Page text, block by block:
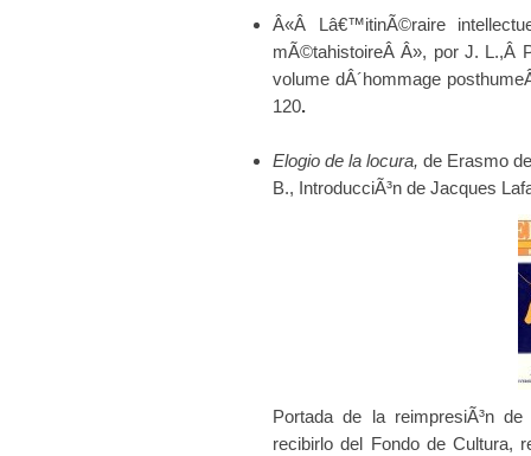
Â«Â Lâ€™itinÃ©raire
mÃ©tahistoireÂ Â», por J. L.,Â
volume dÂ´hommage
120.
Elogio de la locura, de Erasmo
B., IntroducciÃ³n de Jacques
Portada de la reimpresiÃ³n
recibirlo del Fondo de Cultura,